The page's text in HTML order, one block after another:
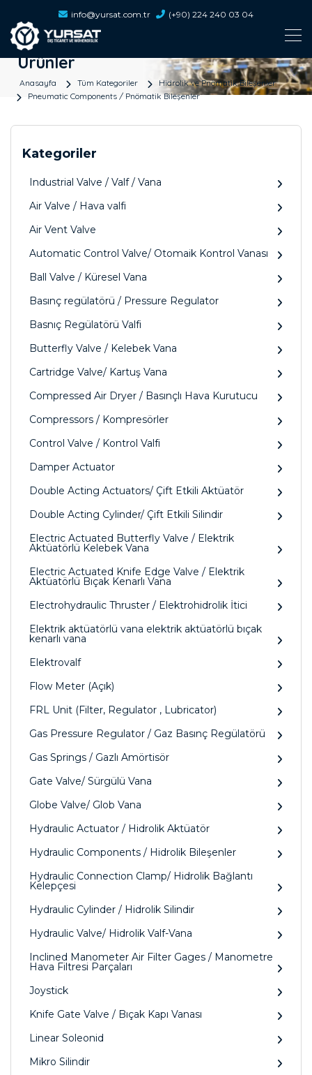
info@yursat.com.tr (+90) 224 240 03 04
Ürünler
Anasayfa Tüm Kategoriler
Hidrolik ve Pnömatik Bileşenler
Pneumatic Components / Pnömatik Bileşenler
Kategoriler
Industrial Valve / Valf / Vana
Air Valve / Hava valfi
Air Vent Valve
Automatic Control Valve/ Otomaik Kontrol Vanası
Ball Valve / Küresel Vana
Basınç regülatörü / Pressure Regulator
Basnıç Regülatörü Valfi
Butterfly Valve / Kelebek Vana
Cartridge Valve/ Kartuş Vana
Compressed Air Dryer / Basınçlı Hava Kurutucu
Compressors / Kompresörler
Control Valve / Kontrol Valfi
Damper Actuator
Double Acting Actuators/ Çift Etkili Aktüatör
Double Acting Cylinder/ Çift Etkili Silindir
Electric Actuated Butterfly Valve / Elektrik
Aktüatörlü Kelebek Vana
Electric Actuated Knife Edge Valve / Elektrik
Aktüatörlü Bıçak Kenarlı Vana
Electrohydraulic Thruster / Elektrohidrolik İtici
Elektrik aktüatörlü vana elektrik aktüatörlü bıçak
kenarlı vana
Elektrovalf
Flow Meter (Açık)
FRL Unit (Filter, Regulator , Lubricator)
Gas Pressure Regulator / Gaz Basınç Regülatörü
Gas Springs / Gazlı Amörtisör
Gate Valve/ Sürgülü Vana
Globe Valve/ Glob Vana
Hydraulic Actuator / Hidrolik Aktüatör
Hydraulic Components / Hidrolik Bileşenler
Hydraulic Connection Clamp/ Hidrolik Bağlantı
Kelepçesi
Hydraulic Cylinder / Hidrolik Silindir
Hydraulic Valve/ Hidrolik Valf-Vana
Inclined Manometer Air Filter Gages / Manometre
Hava Filtresi Parçaları
Joystick
Knife Gate Valve / Bıçak Kapı Vanası
Linear Soleonid
Mikro Silindir